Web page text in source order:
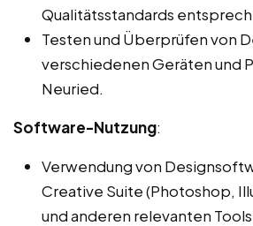
Qualitätsstandards
Testen und Überprüfen von
verschiedenen Geräten und
Neuried.
Software-Nutzung:
Verwendung von
Creative Suite (Photoshop,
und anderen relevanten